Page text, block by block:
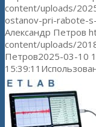
content/uploads/
ostanov-pri-rabote-
Александр Петров
content/uploads/
Петров2025-03-10
15:39:11